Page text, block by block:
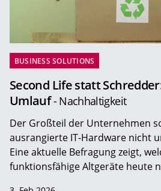
BUSINESS SOLUTIONS
Second Life statt
Umlauf- Nachhaltigkeit
Der Großteil der Unternehmen
ausrangierte IT-Hardware nicht
Eine aktuelle Befragung zeigt,
funktionsfähige Altgeräte heute